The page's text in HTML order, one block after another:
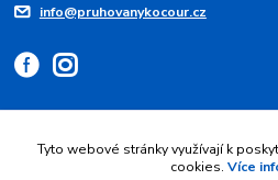
info@pruhovanykocour.cz
Upravit sběr
Tyto webové stránky využívají k
cookies. Více